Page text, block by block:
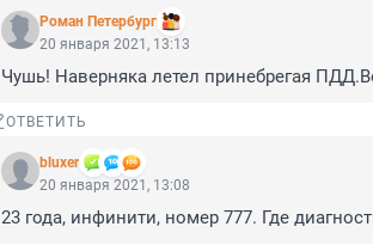
Роман Петербург
20 января 2021, 13:13
Чушь! Наверняка летел принебрегая
ОТВЕТИТЬ
bluxer
20 января 2021, 13:08
23 года, инфинити, номер 777. Где